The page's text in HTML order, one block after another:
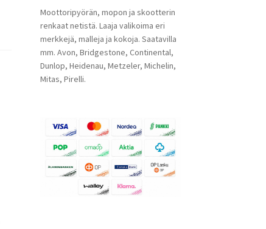
Moottoripyörän, mopon ja skootterin
renkaat netistä. Laaja valikoima eri
merkkejä, malleja ja kokoja. Saatavilla
mm. Avon, Bridgestone, Continental,
Dunlop, Heidenau, Metzeler, Michelin,
Mitas, Pirelli.